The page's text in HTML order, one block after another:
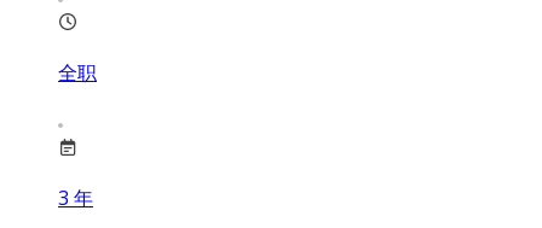
全职
3 年